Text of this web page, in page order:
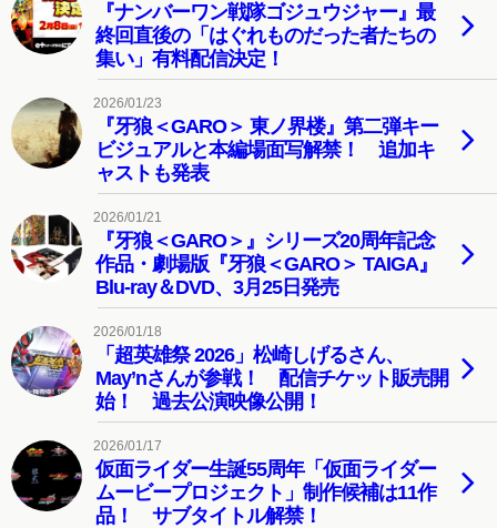
『ナンバーワン戦隊ゴジュウジャー』最
終回直後の「はぐれものだった者たちの
集い」有料配信決定！
2026/01/23
『牙狼＜GARO＞ 東ノ界楼』第二弾キー
ビジュアルと本編場面写解禁！ 追加キ
ャストも発表
2026/01/21
『牙狼＜GARO＞』シリーズ20周年記念
作品・劇場版『牙狼＜GARO＞ TAIGA』
Blu-ray＆DVD、3月25日発売
2026/01/18
「超英雄祭 2026」松崎しげるさん、
May’nさんが参戦！ 配信チケット販売開
始！ 過去公演映像公開！
2026/01/17
仮面ライダー生誕55周年「仮面ライダー
ムービープロジェクト」制作候補は11作
品！ サブタイトル解禁！